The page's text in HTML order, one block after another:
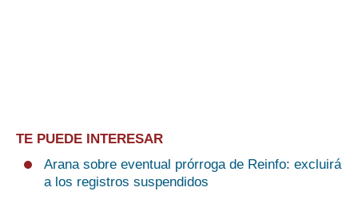
TE PUEDE INTERESAR
Arana sobre eventual prórroga de Reinfo: excluirá
a los registros suspendidos